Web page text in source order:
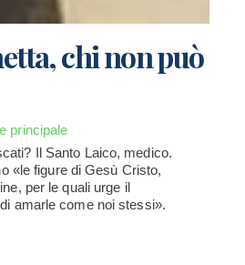
chi non può
principale
Il Santo Laico, medico.
«le figure di Gesù Cristo,
per le quali urge il
amarle come noi stessi».